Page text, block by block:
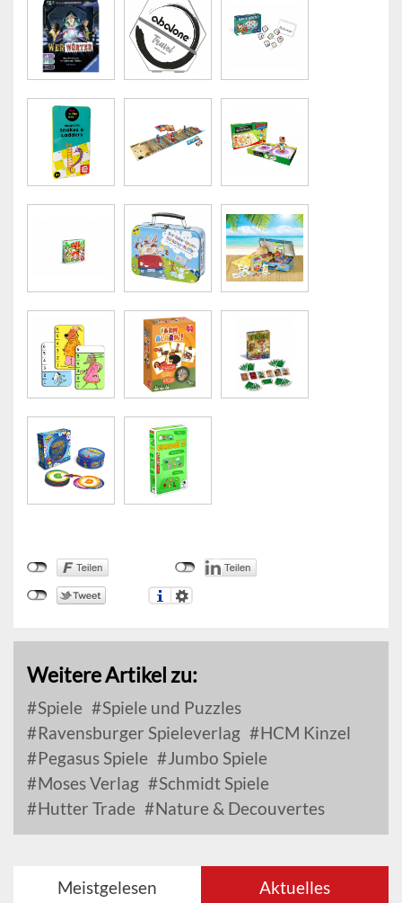
Weitere Artikel zu:
Spiele
Spiele und Puzzles
Ravensburger Spieleverlag
HCM Kinzel
Pegasus Spiele
Jumbo Spiele
Moses Verlag
Schmidt Spiele
Hutter Trade
Nature & Decouvertes
Meistgelesen Aktuelles